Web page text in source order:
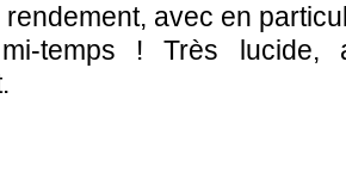
avec en
temps ! Très lucide,